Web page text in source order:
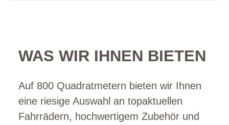
WAS WIR IHNEN BIETEN
Auf 800 Quadratmetern bieten wir Ihnen
eine riesige Auswahl an topaktuellen
Fahrrädern, hochwertigem Zubehör und